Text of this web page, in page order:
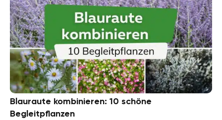
Blauraute kombinieren: 10 schöne
Begleitpflanzen